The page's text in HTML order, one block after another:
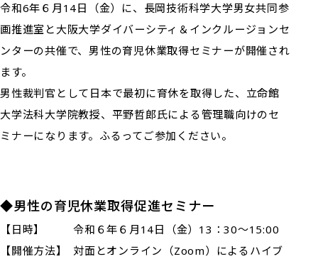
令和6年６月14日（金）に、長岡技術科学大学男女共同参
画推進室と大阪大学ダイバーシティ＆インクルージョンセ
ンターの共催で、男性の育児休業取得セミナーが開催され
ます。
男性裁判官として日本で最初に育休を取得した、立命館
大学法科大学院教授、平野哲郎氏による管理職向けのセ
ミナーになります。ふるってご参加ください。
◆男性の育児休業取得促進セミナー
【日時】
令和６年６月14日（金）13：30～15:00
【開催方法】
対面とオンライン（Zoom）によるハイブ